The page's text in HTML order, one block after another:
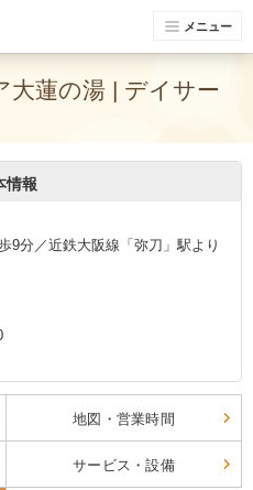
メニュー
大蓮の湯 | デイサー
情報
9分／近鉄大阪線「弥刀」駅より
地図・営業時間
サービス・設備